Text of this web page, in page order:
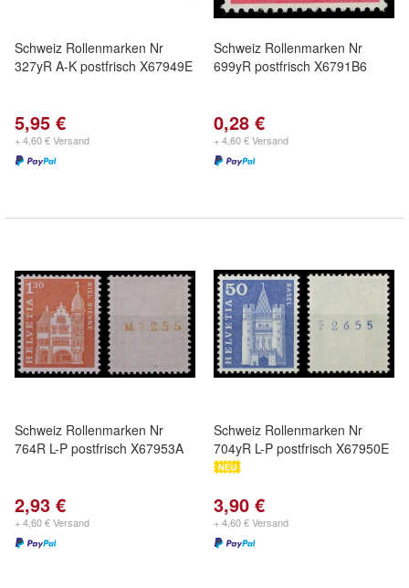
Schweiz Rollenmarken Nr
327yR A-K postfrisch X67949E
5,95 €
+ 4,60 € Versand
Schweiz Rollenmarken Nr
699yR postfrisch X6791B6
0,28 €
+ 4,60 € Versand
Schweiz Rollenmarken Nr
764R L-P postfrisch X67953A
2,93 €
+ 4,60 € Versand
Schweiz Rollenmarken Nr
704yR L-P postfrisch X67950E
3,90 €
+ 4,60 € Versand